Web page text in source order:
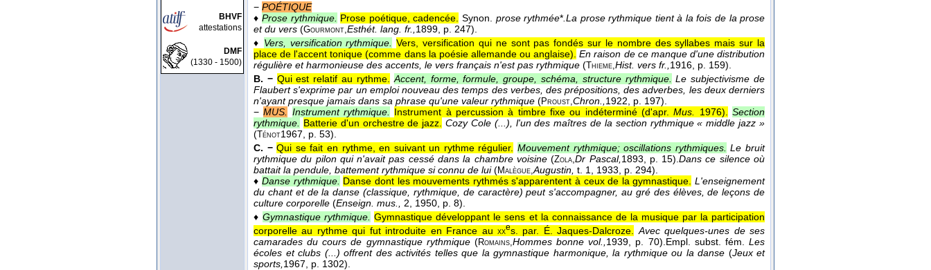
BHVF
attestations
DMF
(1330 - 1500)
− POÉTIQUE
♦Prose rythmique. Prose poétique, cadencée. Synon. prose rythmée* .La prose rythmique tient à la fois de la prose
et du vers (Gourmont,Esthét. lang. fr., 1899 , p. 247).
♦ Vers, versification rythmique.
Vers, versification qui ne sont pas fondés sur le nombre des syllabes mais sur la
place de l'accent tonique (comme dans la poésie allemande ou anglaise). En raison de ce manque d'une distribution
régulière et harmonieuse des accents, le vers français n'est pas rythmique ( Thieme,Hist. vers fr., 1916 , p. 159).
B. − Qui est relatif au rythme. Accent, forme, formule, groupe, schéma, structure rythmique. Le subjectivisme de
Flaubert s'exprime par un emploi nouveau des temps des verbes, des prépositions, des adverbes, les deux derniers
n'ayant presque jamais dans sa phrase qu'une valeur rythmique (Proust,Chron., 1922 , p. 197).
−MUS. Instrument rythmique. Instrument à percussion à timbre fixe ou indéterminé (d'apr.Mus. 1976).
Section
rythmique.
Batterie d'un orchestre de jazz. Cozy Cole (...), l'un des maîtres de la section rythmique « middle jazz »
( Ténot1967 , p. 53).
C. − Qui se fait en rythme, en suivant un rythme régulier. Mouvement rythmique; oscillations rythmiques. Le bruit
rythmique du pilon qui n'avait pas cessé dans la chambre voisine(Zola ,Dr Pascal, 1893 , p. 15).Dans ce silence où
battait la pendule, battement rythmique si connu de lui(Malègue,Augustin, t. 1 , 1933 , p. 294).
♦Danse rythmique. Danse dont les mouvements rythmés s'apparentent à ceux de la gymnastique. L'enseignement
du chant et de la danse (classique, rythmique, de caractère) peut s'accompagner, au gré des élèves, de leçons de
culture corporelle (Enseign. mus., 2 , 1950 , p. 8).
♦Gymnastique rythmique. Gymnastique développant le sens et la connaissance de la musique par la participation
corporelle au rythme qui fut introduite en France au xxes. par. É. Jaques-Dalcroze.
Avec quelques-unes de ses
camarades du cours de gymnastique rythmique (Romains, Hommes bonne vol., 1939 , p. 70). Empl. subst. fém.
Les
écoles et clubs (...) offrent des activités telles que la gymnastique harmonique, la rythmique ou la danse (Jeux et
sports, 1967 , p. 1302).